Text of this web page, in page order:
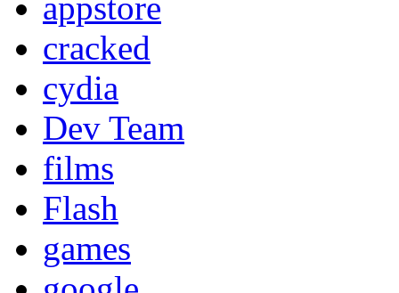
cracked
cydia
Dev Team
films
Flash
games